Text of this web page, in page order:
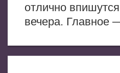
отлично
вечера. Главное